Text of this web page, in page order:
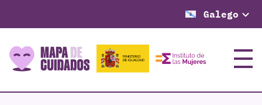
Galego
Menú